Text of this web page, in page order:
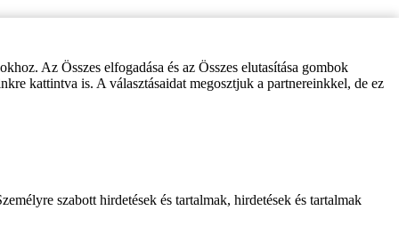
Az Összes elfogadása és az Összes elutasítása gombok
kattintva is. A választásaidat megosztjuk a partnereinkkel, de ez
szabott hirdetések és tartalmak, hirdetések és tartalmak